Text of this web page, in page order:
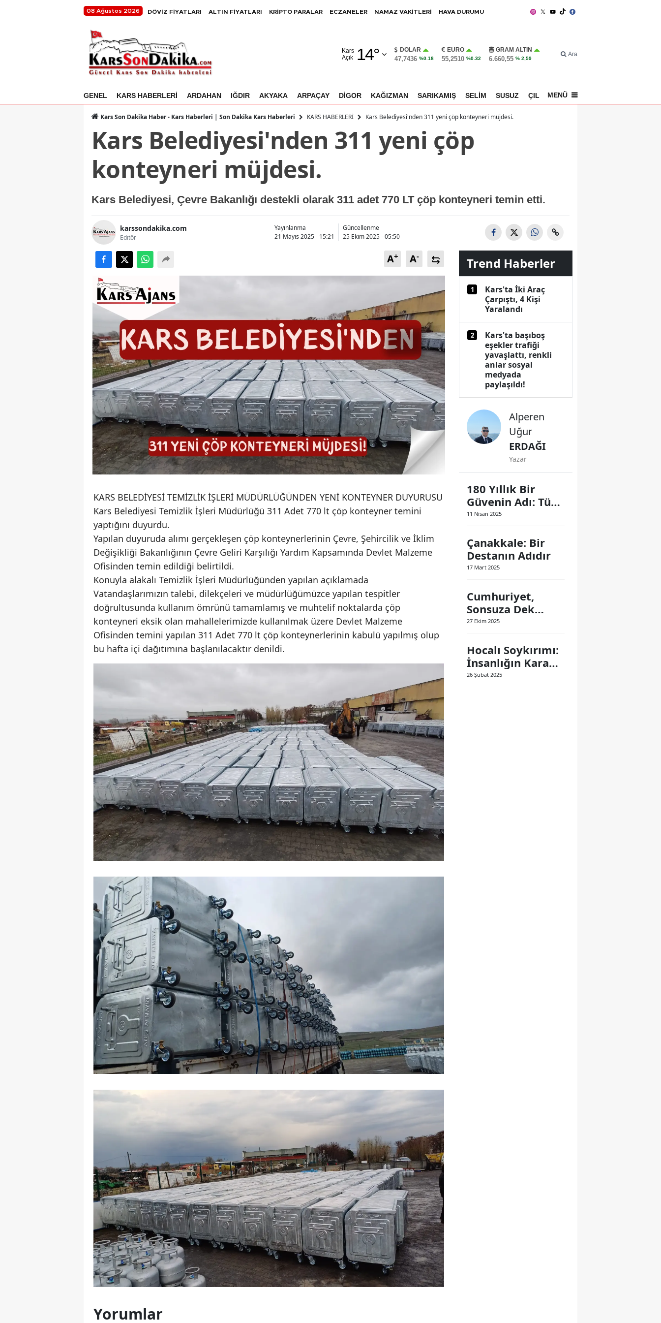
08 Ağustos 2026 DÖVİZ FİYATLARI ALTIN FİYATLARI KRİPTO PARALAR ECZANELER NAMAZ VAKİTLERİ HAVA DURUMU
Kars
Açık
14°
Adıyaman
Ankara
Antalya
Bilecik
Burdur
Bursa
Çanakkale
Çankırı
Çorum
Denizli
Diyarbakır
Edirne
Elazığ
Erzincan
Erzurum
Eskişehir
Gaziantep
Giresun
Gümüşhane
Hatay
İstanbul
İzmir
Kars
Kastamonu
Kayseri
Kırklareli
Kırşehir
Kocaeli
Konya
Kütahya
Niğde
Ordu
Sakarya
Siirt
Sinop
Sivas
Tekirdağ
Tokat
Trabzon
Tunceli
Şanlıurfa
DOLAR
47,7436 %0.18
EURO
55,2510 %0.32
GRAM ALTIN
6.660,55 % 2,59
Ara
GENEL KARS HABERLERİ ARDAHAN IĞDIR AKYAKA ARPAÇAY DİGOR KAĞIZMAN SARIKAMIŞ SELİM SUSUZ ÇILDIR SPOR
MENÜ
Kars Son Dakika Haber - Kars Haberleri | Son Dakika Kars Haberleri KARS HABERLERİ Kars Belediyesi'nden 311 yeni çöp konteyneri müjdesi.
Kars Belediyesi'nden 311 yeni çöp
konteyneri müjdesi.
Kars Belediyesi, Çevre Bakanlığı destekli olarak 311 adet 770 LT çöp konteyneri temin etti.
karssondakika.com
Editör
Yayınlanma
21 Mayıs 2025 - 15:21
Güncellenme
25 Ekim 2025 - 05:50
A+ A-
KARS BELEDİYESİ TEMİZLİK İŞLERİ MÜDÜRLÜĞÜNDEN YENİ KONTEYNER DUYURUSU
Kars Belediyesi Temizlik İşleri Müdürlüğü 311 Adet 770 lt çöp konteyner temini
yaptığını duyurdu.
Yapılan duyuruda alımı gerçekleşen çöp konteynerlerinin Çevre, Şehircilik ve İklim
Değişikliği Bakanlığının Çevre Geliri Karşılığı Yardım Kapsamında Devlet Malzeme
Ofisinden temin edildiği belirtildi.
​Konuyla alakalı Temizlik İşleri Müdürlüğünden yapılan açıklamada
Vatandaşlarımızın talebi, dilekçeleri ve müdürlüğümüzce yapılan tespitler
doğrultusunda kullanım ömrünü tamamlamış ve muhtelif noktalarda çöp
konteyneri eksik olan mahallelerimizde kullanılmak üzere Devlet Malzeme
Ofisinden temini yapılan 311 Adet 770 lt çöp konteynerlerinin kabulü yapılmış olup
bu hafta içi dağıtımına başlanılacaktır denildi.
Yorumlar
Trend Haberler
1
Kars'ta İki Araç
Çarpıştı, 4 Kişi
Yaralandı
2
Kars'ta başıboş
eşekler trafiği
yavaşlattı, renkli
anlar sosyal
medyada
paylaşıldı!
Alperen
Uğur
ERDAĞI
Yazar
180 Yıllık Bir
Güvenin Adı: Türk
Polis Teşkilatı
11 Nisan 2025
Çanakkale: Bir
Destanın Adıdır
17 Mart 2025
Cumhuriyet,
Sonsuza Dek
Yaşayacak
27 Ekim 2025
Hocalı Soykırımı:
İnsanlığın Kara
Lekesi
26 Şubat 2025